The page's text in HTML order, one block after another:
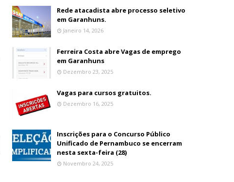
Rede atacadista abre processo seletivo
em Garanhuns.
Janeiro 14, 2026
Ferreira Costa abre Vagas de emprego
em Garanhuns
Dezembro 23, 2025
Vagas para cursos gratuitos.
Dezembro 16, 2025
Inscrições para o Concurso Público
Unificado de Pernambuco se encerram
nesta sexta-feira (28)
Novembro 24, 2025